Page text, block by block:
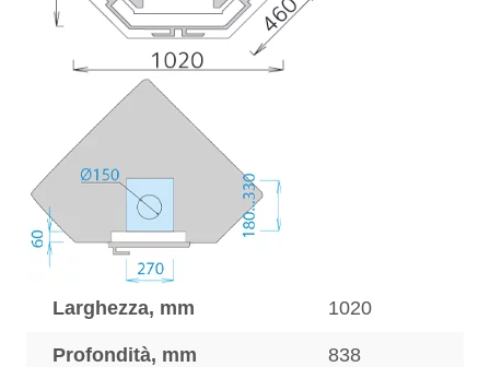
Larghezza, mm 1020
Profondità, mm 838